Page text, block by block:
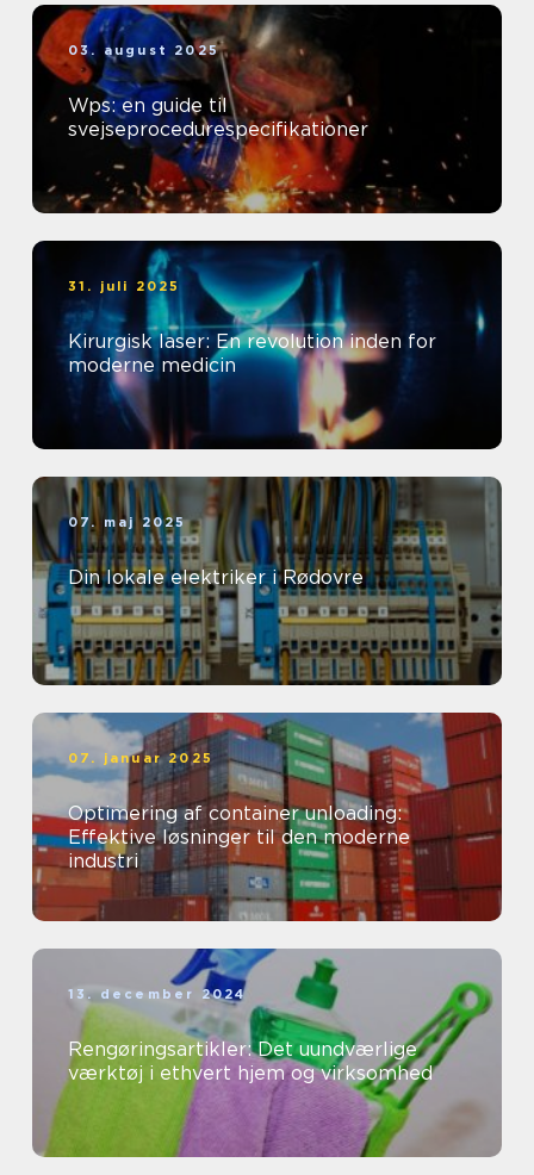
03. august 2025
Wps: en guide til
svejseprocedurespecifikationer
31. juli 2025
Kirurgisk laser: En revolution inden for
moderne medicin
07. maj 2025
Din lokale elektriker i Rødovre
07. januar 2025
Optimering af container unloading:
Effektive løsninger til den moderne
industri
13. december 2024
Rengøringsartikler: Det uundværlige
værktøj i ethvert hjem og virksomhed